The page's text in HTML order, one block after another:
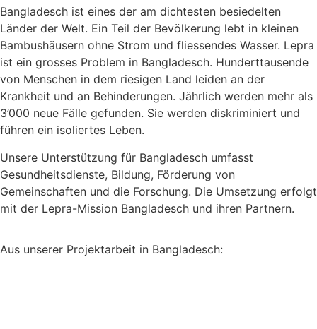
Bangladesch ist eines der am dichtesten besiedelten
Länder der Welt. Ein Teil der Bevölkerung lebt in kleinen
Bambushäusern ohne Strom und fliessendes Wasser. Lepra
ist ein grosses Problem in Bangladesch. Hunderttausende
von Menschen in dem riesigen Land leiden an der
Krankheit und an Behinderungen. Jährlich werden mehr als
3’000 neue Fälle gefunden. Sie werden diskriminiert und
führen ein isoliertes Leben.
Unsere Unterstützung für Bangladesch umfasst
Gesundheitsdienste, Bildung, Förderung von
Gemeinschaften und die Forschung. Die Umsetzung erfolgt
mit der Lepra-Mission Bangladesch und ihren Partnern.
Aus unserer Projektarbeit in Bangladesch: